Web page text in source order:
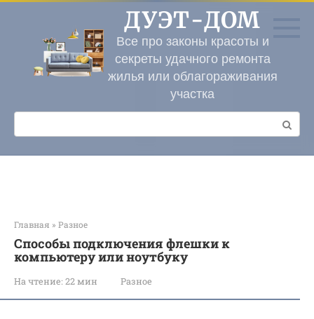
Перейти
контенту
ДУЭТ-ДОМ
Все про законы красоты и
секреты удачного ремонта
жилья или облагораживания
участка
Поиск:
Главная » Разное
Способы подключения флешки к
компьютеру или ноутбуку
На чтение: 22 мин Разное